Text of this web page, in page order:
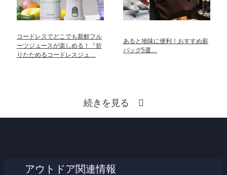
コードレスでどこでも新鮮フル
ーツジュースが楽しめる！『折
りたためるコードレスジュ…
あると地味に便利！おすすめ薪
バッグ5選…
続きを見る
アウトドア関連情報